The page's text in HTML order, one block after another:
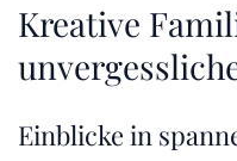
Kreative
Einblicke in